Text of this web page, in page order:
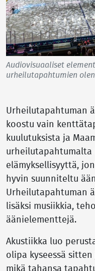
Audiovisuaaliset
urheilutapahtumien
Urheilutapahtuman
koostu vain
kuulutuksista ja
urheilutapahtumalta
elämyksellisyyttä,
hyvin suunniteltu
Urheilutapahtuman
lisäksi musiikkia,
äänielementtejä.
Akustiikka luo
olipa kyseessä
mikä tahansa